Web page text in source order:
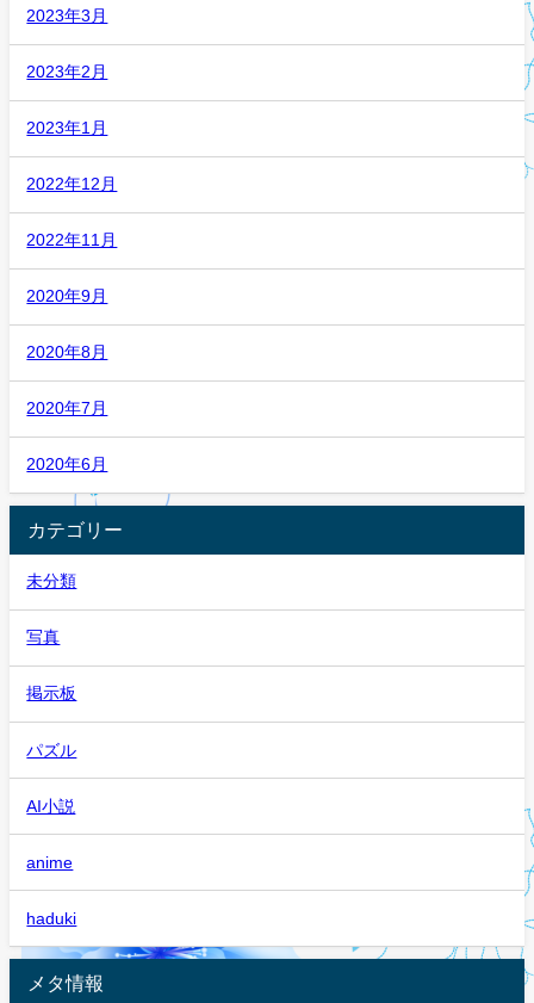
2023年3月
2023年2月
2023年1月
2022年12月
2022年11月
2020年9月
2020年8月
2020年7月
2020年6月
カテゴリー
未分類
写真
掲示板
パズル
AI小説
anime
haduki
メタ情報